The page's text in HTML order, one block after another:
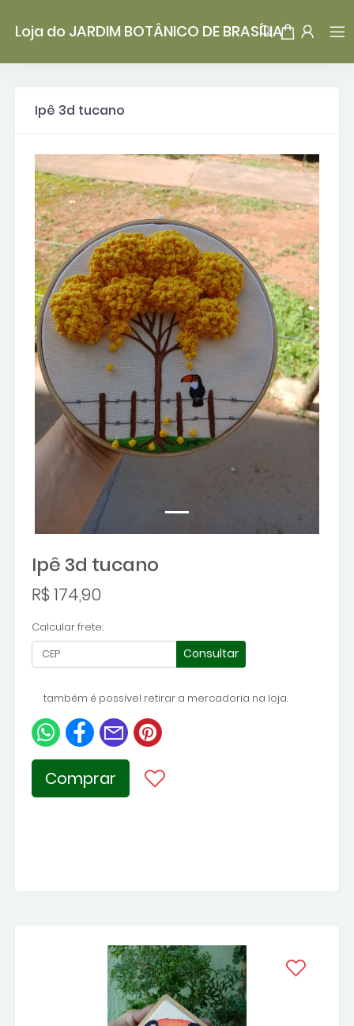
Loja do JARDIM BOTÂNICO DE BRASÍLIA
Ipê 3d tucano
Ipê 3d tucano
R$ 174,90
Calcular frete:
Consultar
também é possível retirar a mercadoria na loja.
Comprar